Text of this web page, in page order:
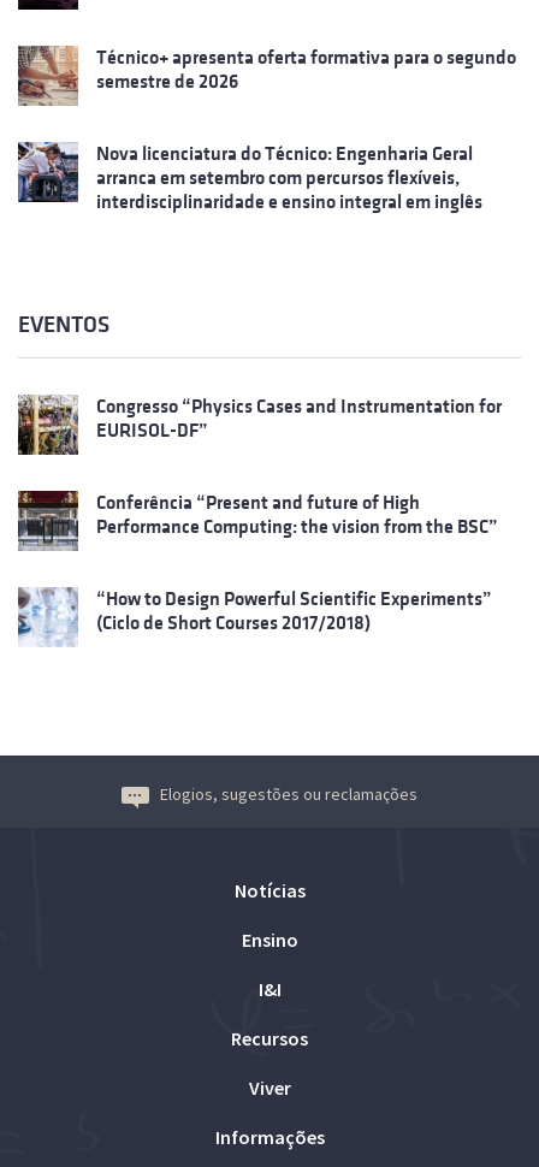
Técnico+ apresenta oferta formativa para o segundo
semestre de 2026
Nova licenciatura do Técnico: Engenharia Geral
arranca em setembro com percursos flexíveis,
interdisciplinaridade e ensino integral em inglês
EVENTOS
Congresso “Physics Cases and Instrumentation for
EURISOL-DF”
Conferência “Present and future of High
Performance Computing: the vision from the BSC”
“How to Design Powerful Scientific Experiments”
(Ciclo de Short Courses 2017/2018)
Elogios, sugestões ou reclamações
Notícias
Ensino
I&I
Recursos
Viver
Informações